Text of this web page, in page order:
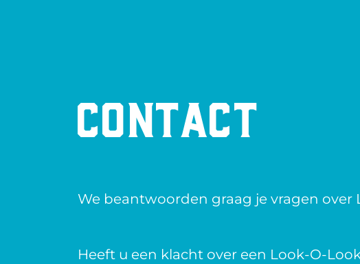
Contact
We beantwoorden graag je vragen
Heeft u een klacht over een Look-O-